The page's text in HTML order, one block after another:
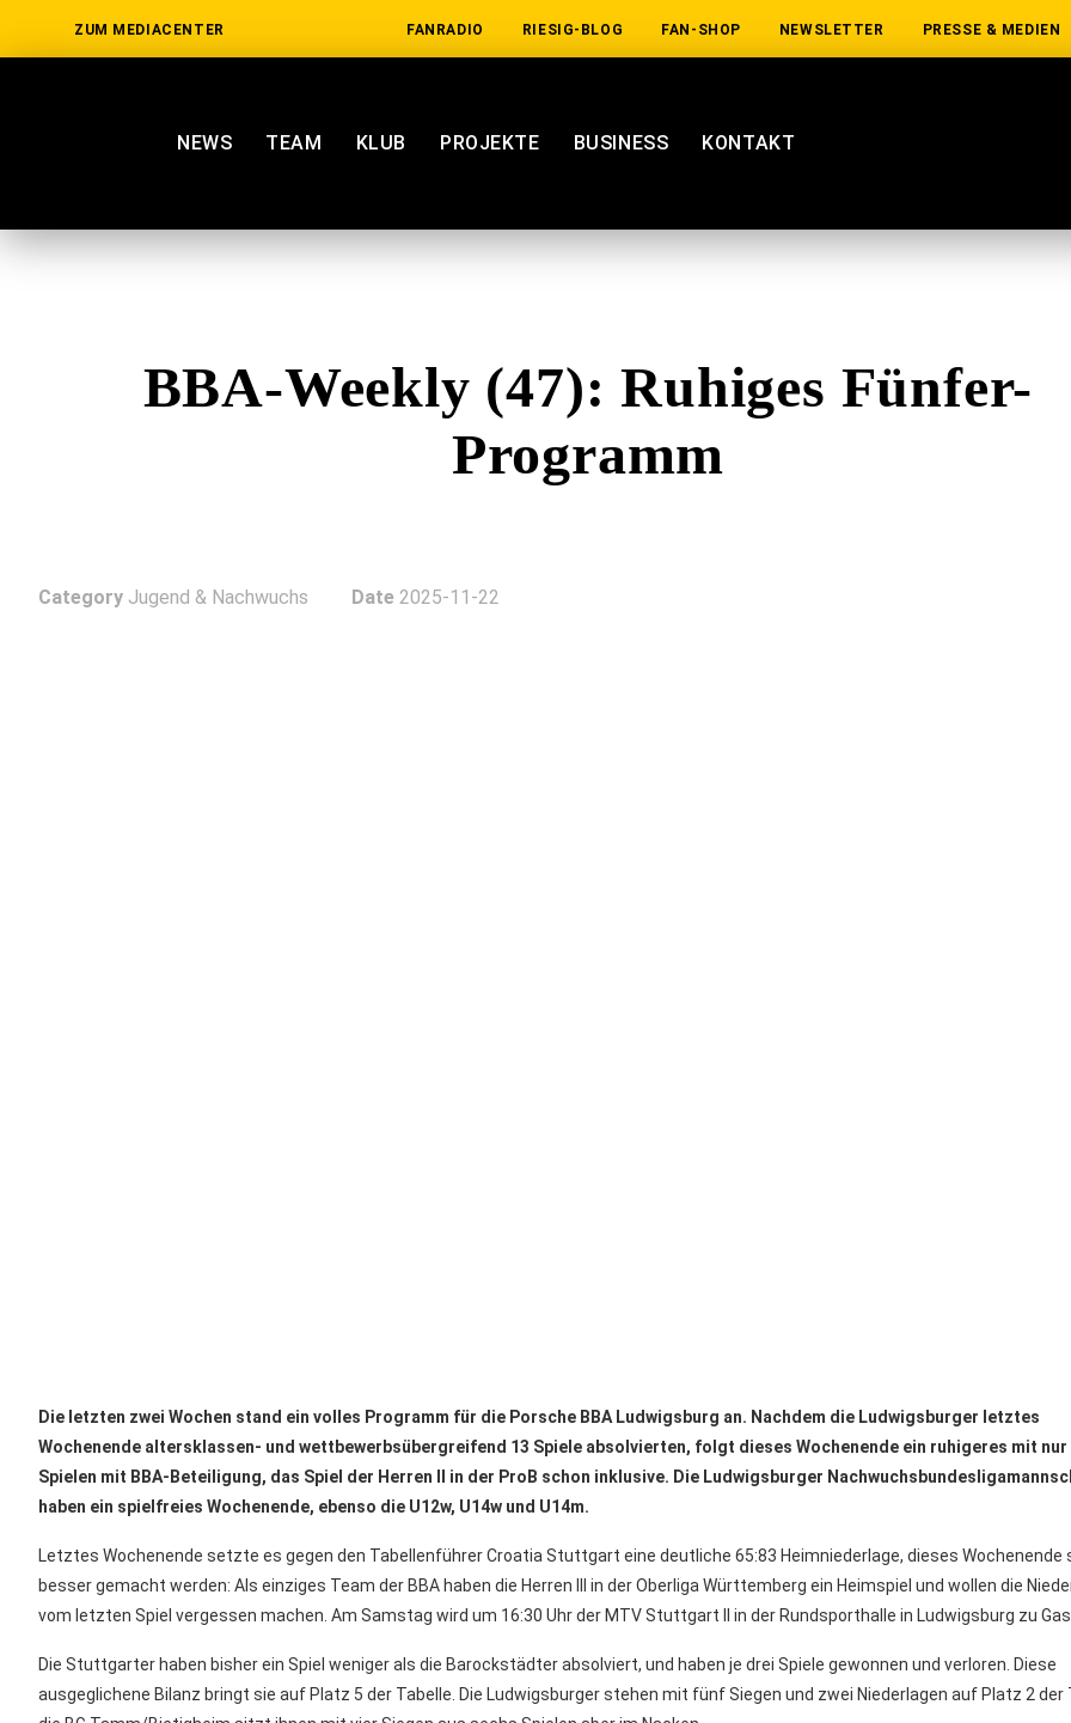
ZUM MEDIACENTER FANRADIO RIESIG-BLOG FAN-SHOP NEWSLETTER PRESSE & MEDIEN
NEWS TEAM KLUB PROJEKTE BUSINESS KONTAKT
BBA-Weekly (47): Ruhiges Fünfer-
Programm
Category Jugend & Nachwuchs Date 2025-11-22
Die letzten zwei Wochen stand ein volles Programm für die Porsche BBA Ludwigsburg an. Nachdem die Ludwigsburger letztes
Wochenende altersklassen- und wettbewerbsübergreifend 13 Spiele absolvierten, folgt dieses Wochenende ein ruhigeres mit
Spielen mit BBA-Beteiligung, das Spiel der Herren II in der ProB schon inklusive. Die Ludwigsburger
haben ein spielfreies Wochenende, ebenso die U12w, U14w und U14m.
Letztes Wochenende setzte es gegen den Tabellenführer Croatia Stuttgart eine deutliche 65:83 Heimniederlage, dieses Wochenende
besser gemacht werden: Als einziges Team der BBA haben die Herren III in der Oberliga Württemberg ein Heimspiel und wollen die
vom letzten Spiel vergessen machen. Am Samstag wird um 16:30 Uhr der MTV Stuttgart II in der Rundsporthalle in Ludwigsburg zu
Die Stuttgarter haben bisher ein Spiel weniger als die Barockstädter absolviert, und haben je drei Spiele gewonnen und verloren. Diese
ausgeglichene Bilanz bringt sie auf Platz 5 der Tabelle. Die Ludwigsburger stehen mit fünf Siegen und zwei Niederlagen auf Platz 2 der